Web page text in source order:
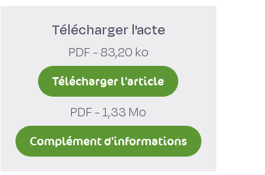
Télécharger l'acte
PDF - 83,20 ko
Télécharger l'article
PDF - 1,33 Mo
Complément d'informations